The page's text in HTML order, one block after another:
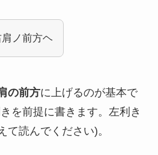
肩ノ前方ヘ
の前方に上げるのが基本で
を前提に書きます。左利き
て読んでください)。